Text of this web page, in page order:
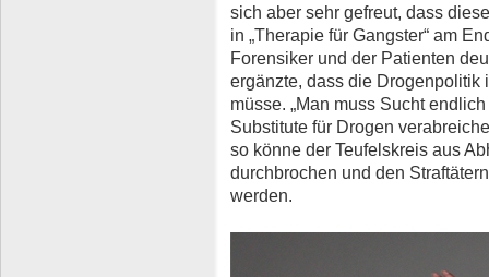
sich aber sehr gefreut, dass
in „Therapie für Gangster“ am
Forensiker und der Patienten
ergänzte, dass die
müsse. „Man muss Sucht
Substitute für Drogen
so könne der Teufelskreis aus
durchbrochen und den
werden.